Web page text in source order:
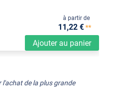
Ajouter au panier
à partir de
11 ,22 €**
de la plus grande